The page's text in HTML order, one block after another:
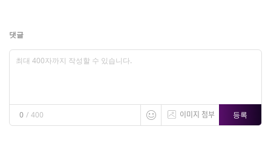
댓글
0 / 400 이미지 첨부 등록